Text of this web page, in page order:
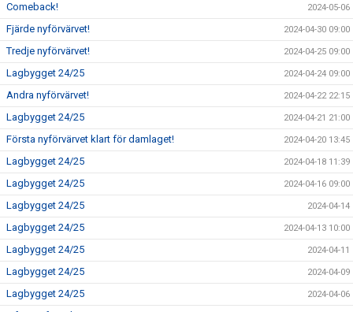
Comeback! 2024-05-06
Fjärde nyförvärvet! 2024-04-30 09:00
Tredje nyförvärvet! 2024-04-25 09:00
Lagbygget 24/25 2024-04-24 09:00
Andra nyförvärvet! 2024-04-22 22:15
Lagbygget 24/25 2024-04-21 21:00
Första nyförvärvet klart för damlaget! 2024-04-20 13:45
Lagbygget 24/25 2024-04-18 11:39
Lagbygget 24/25 2024-04-16 09:00
Lagbygget 24/25 2024-04-14
Lagbygget 24/25 2024-04-13 10:00
Lagbygget 24/25 2024-04-11
Lagbygget 24/25 2024-04-09
Lagbygget 24/25 2024-04-06